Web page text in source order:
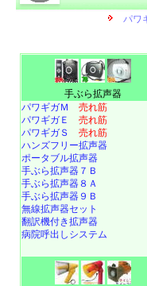
手ぶら拡声器
パワギガＭ 売れ筋
パワギガＥ 売れ筋
パワギガＳ 売れ筋
ハンズフリー拡声器
ポータブル拡声器
手ぶら拡声器７Ｂ
手ぶら拡声器８Ａ
手ぶら拡声器９Ｂ
無線拡声器セット
翻訳機付き拡声器
病院呼出しシステム